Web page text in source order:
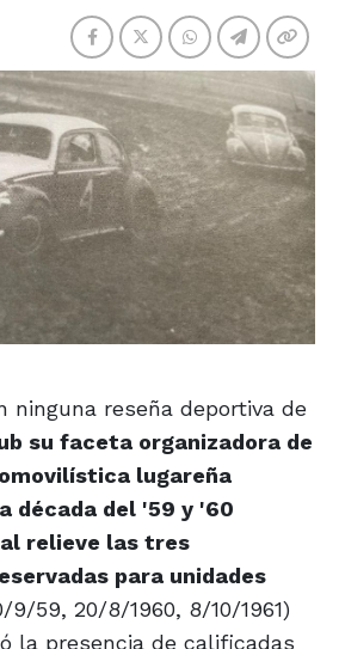
ninguna reseña deportiva de
su faceta organizadora de
lugareña
década del '59 y '60
relieve las tres
para unidades
9/59, 20/8/1960, 8/10/1961)
la presencia de calificadas